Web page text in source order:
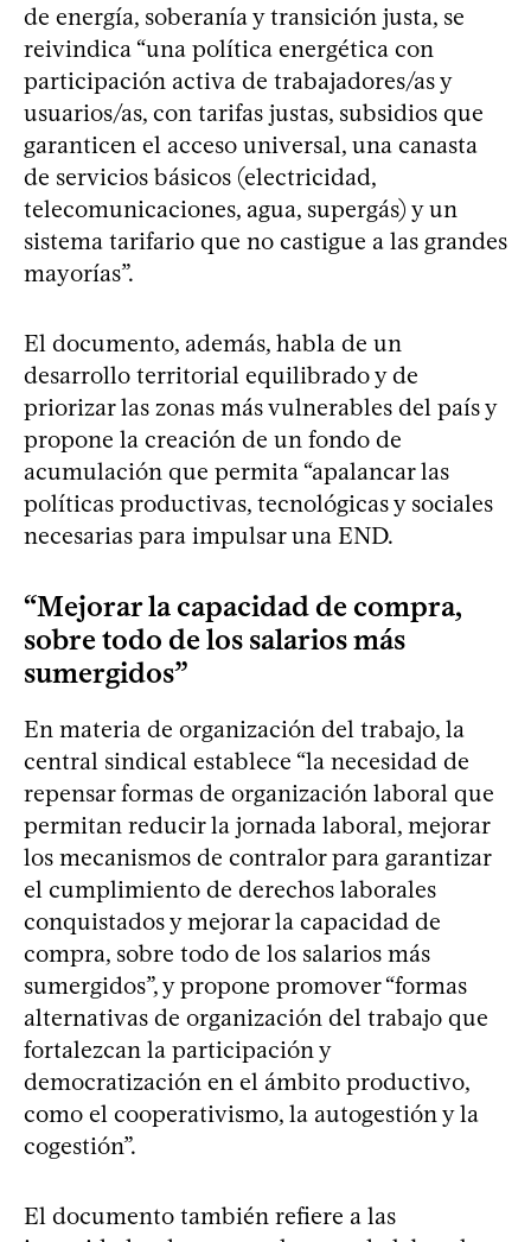
de energía, soberanía y transición justa, se
reivindica “una política energética con
participación activa de trabajadores/as y
usuarios/as, con tarifas justas, subsidios que
garanticen el acceso universal, una canasta
de servicios básicos (electricidad,
telecomunicaciones, agua, supergás) y un
sistema tarifario que no castigue a las grandes
mayorías”.
El documento, además, habla de un
desarrollo territorial equilibrado y de
priorizar las zonas más vulnerables del país y
propone la creación de un fondo de
acumulación que permita “apalancar las
políticas productivas, tecnológicas y sociales
necesarias para impulsar una END.
“Mejorar la capacidad de compra,
sobre todo de los salarios más
sumergidos”
En materia de organización del trabajo, la
central sindical establece “la necesidad de
repensar formas de organización laboral que
permitan reducir la jornada laboral, mejorar
los mecanismos de contralor para garantizar
el cumplimiento de derechos laborales
conquistados y mejorar la capacidad de
compra, sobre todo de los salarios más
sumergidos”, y propone promover “formas
alternativas de organización del trabajo que
fortalezcan la participación y
democratización en el ámbito productivo,
como el cooperativismo, la autogestión y la
cogestión”.
El documento también refiere a las